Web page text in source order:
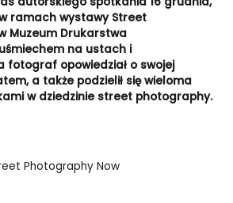
ramach wystawy Street
Muzeum Drukarstwa
na ustach i
fotograf opowiedział o swojej
a także podzielił się wieloma
w dziedzinie street photography.
Photography Now